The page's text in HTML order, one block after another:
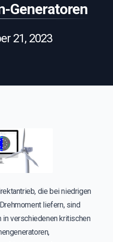
Generatoren
21, 2023
die bei niedrigen
liefern, sind
verschiedenen kritischen